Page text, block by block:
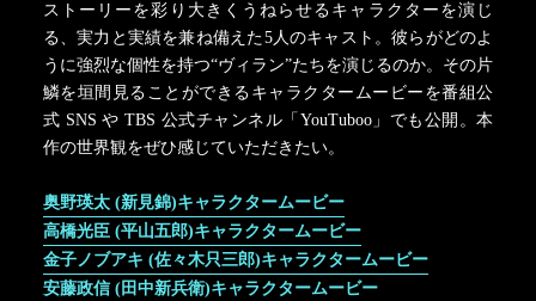
ストーリーを彩り大きくうねらせるキャラクターを演じ
る、実力と実績を兼ね備えた5人のキャスト。彼らがどのよ
うに強烈な個性を持つ“ヴィラン”たちを演じるのか。その片
鱗を垣間見ることができるキャラクタームービーを番組公
式 SNS や TBS 公式チャンネル「YouTuboo」でも公開。本
作の世界観をぜひ感じていただきたい。
奥野瑛太 (新見錦)キャラクタームービー
高橋光臣 (平山五郎)キャラクタームービー
金子ノブアキ (佐々木只三郎)キャラクタームービー
安藤政信 (田中新兵衛)キャラクタームービー